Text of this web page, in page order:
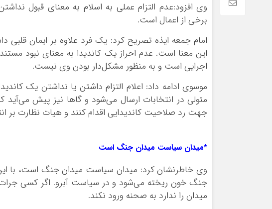
وی افزود:عدم التزام عملی به اسلام به معنای قبول
برخی از اعمال است.
امام جمعه ایذه تصریح کرد: یک فرد علاوه بر ایمان قلبی
این معنا است. عدم احراز یک کاندیدا به معنای نبود
اجرایی است و به منظور مشکل‌دار بودن وی نیست.
موسوی ادامه داد: اعلام التزام داشتن یا نداشتن یک
متولی در انتخابات ارسال می‌شود و گاها نیز پیش
جهت رد صلاحیت کاندیدایی اقدام کنند و هیات نظارت بر
*میدان سیاست میدان جنگ است
وی خاطرنشان کرد: میدان سیاست میدان جنگ است، با
جنگ خون ریخته می‌شود و در سیاست آبرو. اگر کسی
میدان را ندارد به صحنه ورود نکند.